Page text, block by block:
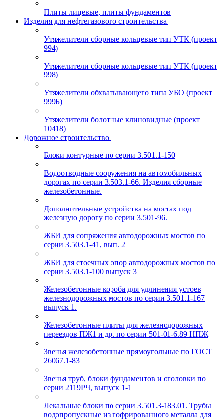
Плиты лицевые, плиты фундаментов
Изделия для нефтегазового строительства
Утяжелители сборные кольцевые тип УТК (проект
994)
Утяжелители сборные кольцевые тип УТК (проект
998)
Утяжелители обхватывающего типа УБО (проект
999Б)
Утяжелители болотные клиновидные (проект
10418)
Дорожное строительство
Блоки контурные по серии 3.501.1-150
Водоотводные сооружения на автомобильных
дорогах по серии 3.503.1-66. Изделия сборные
железобетонные.
Дополнительные устройства на мостах под
железную дорогу по серии 3.501-96.
ЖБИ для сопряжения автодорожных мостов по
серии 3.503.1-41, вып. 2
ЖБИ для стоечных опор автодорожных мостов по
серии 3.503.1-100 выпуск 3
Железобетонные короба для удлинения устоев
железнодорожных мостов по серии 3.501.1-167
выпуск 1.
Железобетонные плиты для железнодорожных
переездов ПЖ1 и др. по серии 501-01-6.89 НПЖ
Звенья железобетонные прямоугольные по ГОСТ
26067.1-83
Звенья труб, блоки фундаментов и оголовки по
серии 2119РЧ, выпуск 1-1
Лекальные блоки по серии 3.501.3-183.01. Трубы
водопропускные из гофрированного металла для